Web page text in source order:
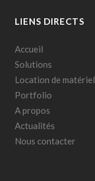
LIENS DIRECTS
Accueil
Solutions
Location de matériel
Portfolio
A propos
Actualités
Nous contacter